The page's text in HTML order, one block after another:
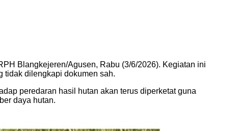
Blangkejeren/Agusen, Rabu (3/6/2026). Kegiatan ini
tidak dilengkapi dokumen sah.
peredaran hasil hutan akan terus diperketat guna
daya hutan.